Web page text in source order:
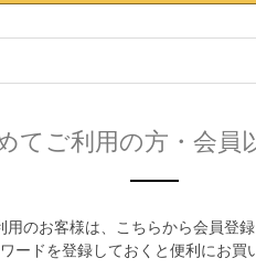
てご利用の方・会員
用のお客様は、こちらから会員登録
ードを登録しておくと便利にお買